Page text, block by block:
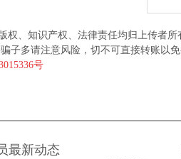
、知识产权、法律责任均归上传者
子多请注意风险，切不可直接转账以
号
最新动态